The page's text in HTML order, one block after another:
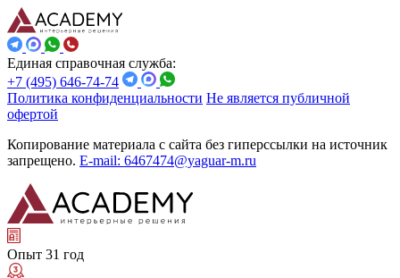
Единая справочная служба:
+7 (495) 646-74-74
Политика конфиденциальности Не является публичной
офертой
Копирование материала с сайта без гиперссылки на источник
запрещено. E-mail: 6467474@yaguar-m.ru
Опыт 31 год